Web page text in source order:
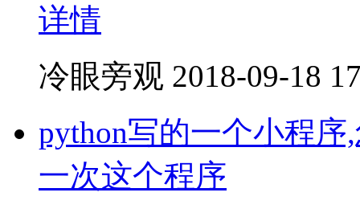
详情
冷眼旁观 2018-09-18
python写的一个小程
一次这个程序